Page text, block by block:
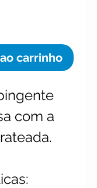
carrinho
com a